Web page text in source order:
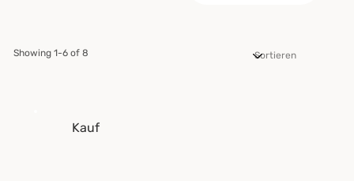
Showing 1-6 of 8
Kauf